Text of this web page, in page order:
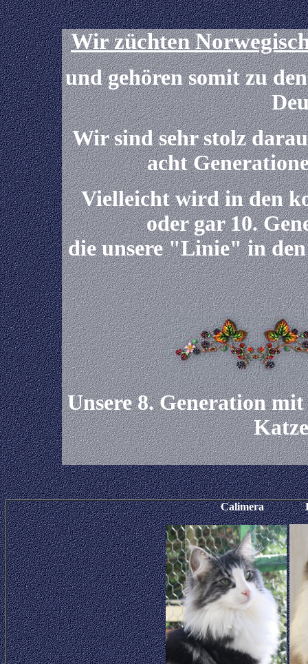
Wir züchten
und gehören somit zu
Wir sind sehr stolz
acht
Vielleicht wird in den
oder gar 10.
die unsere "Linie" in
Unsere 8. Generation
Calimera